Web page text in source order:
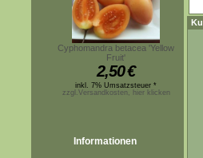
Cyphomandra betacea 'Yellow
Fruit'
2,50€
inkl. 7% Umsatzsteuer *
zzgl.Versandkosten, hier klicken
Informationen